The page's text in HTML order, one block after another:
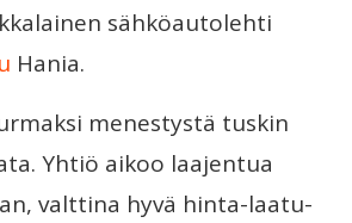
sähköautolehti
Hania.
menestystä tuskin
Yhtiö aikoo laajentua
valttina hyvä hinta-laatu-